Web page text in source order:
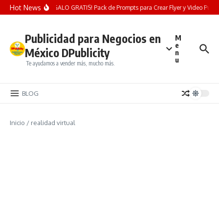
Saltar al contenido
Hot News ¡REGALO GRATIS! Pack de Prompts para Crear Flyer y Video
Publicidad para Negocios en
México DPublicity
Te ayudamos a vender más, mucho más.
M
e
n
u
BLOG
Inicio / realidad virtual